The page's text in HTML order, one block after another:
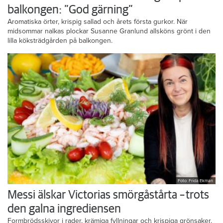
balkongen: ”God gärning”
Aromatiska örter, krispig sallad och årets första gurkor. När
midsommar nalkas plockar Susanne Granlund allsköns grönt i den
lilla köksträdgården på balkongen.
Foto: Frida Ekman
Messi älskar Victorias smörgåstårta – trots
den galna ingrediensen
Formbrödsskivor i rader, krämiga fyllningar och krispiga grönsaker.